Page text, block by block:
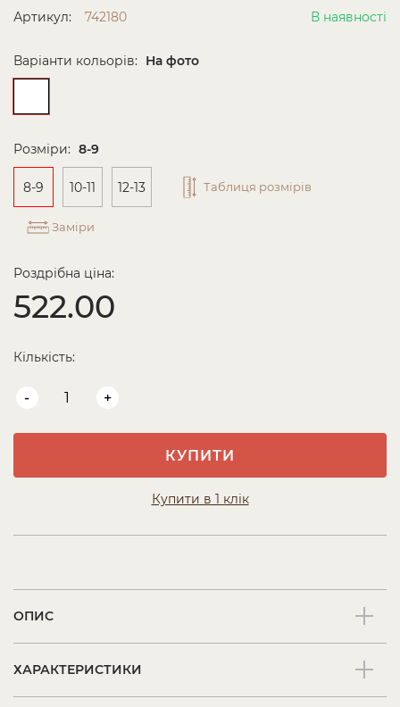
Артикул: 742180 В наявності
Варіанти кольорів: На фото
Розміри: 8-9
8-9 10-11 12-13 Таблиця розмірів
Заміри
Роздрібна ціна:
522.00
Кількість:
- +
КУПИТИ
Купити в 1 клік
ОПИС
ХАРАКТЕРИСТИКИ